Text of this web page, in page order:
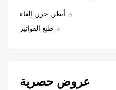
أنظر, حرر, إلغاء
طبع الفواتير
عروض حصرية